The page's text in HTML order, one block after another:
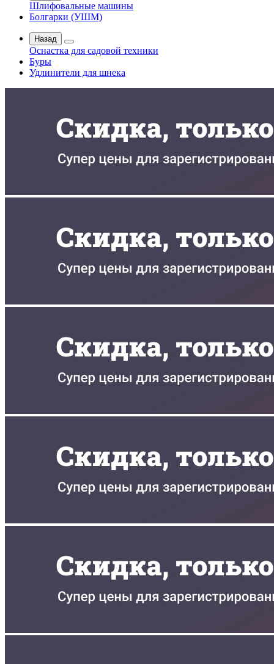
Шлифовальные машины
Болгарки (УШМ)
Назад
Оснастка для садовой техники
Буры
Удлинители для шнека